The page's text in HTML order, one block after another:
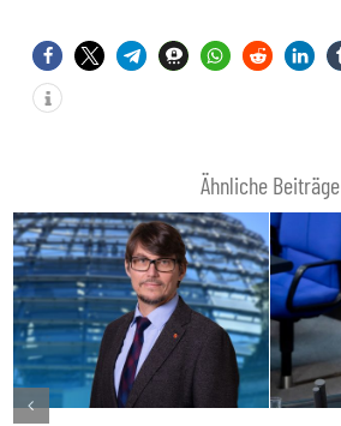
Ähnliche Beiträge